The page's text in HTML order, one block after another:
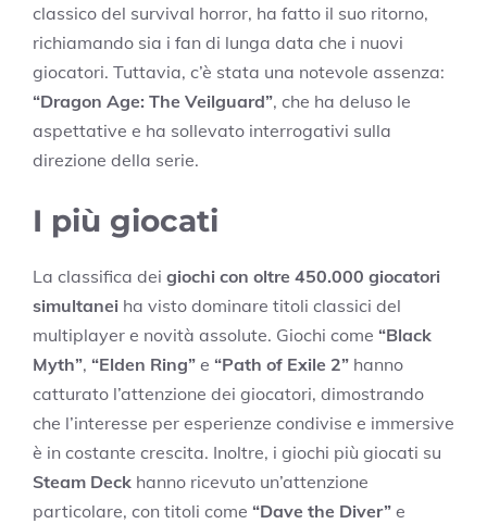
classico del survival horror, ha fatto il suo ritorno,
richiamando sia i fan di lunga data che i nuovi
giocatori. Tuttavia, c’è stata una notevole assenza:
“Dragon Age: The Veilguard”, che ha deluso le
aspettative e ha sollevato interrogativi sulla
direzione della serie.
I più giocati
La classifica dei giochi con oltre 450.000 giocatori
simultanei ha visto dominare titoli classici del
multiplayer e novità assolute. Giochi come “Black
Myth”, “Elden Ring” e “Path of Exile 2” hanno
catturato l’attenzione dei giocatori, dimostrando
che l’interesse per esperienze condivise e immersive
è in costante crescita. Inoltre, i giochi più giocati su
Steam Deck hanno ricevuto un’attenzione
particolare, con titoli come “Dave the Diver” e